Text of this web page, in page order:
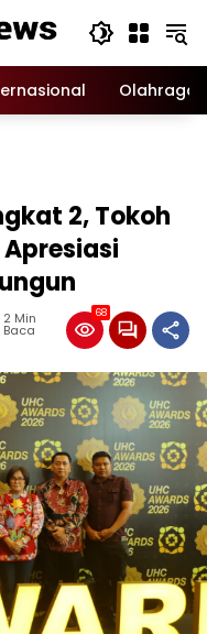
Olahraga
2, Tokoh
2 Min
Baca
68